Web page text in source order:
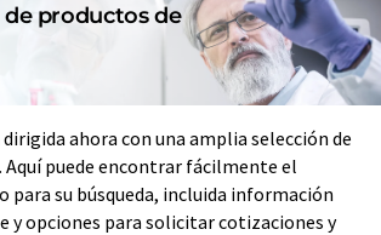
de productos de
dirigida ahora con una amplia selección de
puede encontrar fácilmente el
para su búsqueda, incluida información
y opciones para solicitar cotizaciones y